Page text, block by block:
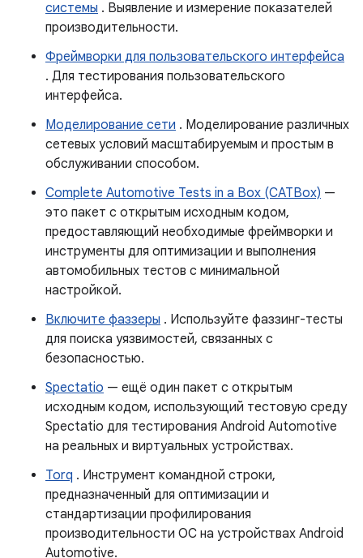
системы . Выявление и измерение показателей
производительности.
Фреймворки для пользовательского интерфейса
. Для тестирования пользовательского
интерфейса.
Моделирование сети . Моделирование различных
сетевых условий масштабируемым и простым в
обслуживании способом.
Complete Automotive Tests in a Box (CATBox) —
это пакет с открытым исходным кодом,
предоставляющий необходимые фреймворки и
инструменты для оптимизации и выполнения
автомобильных тестов с минимальной
настройкой.
Включите фаззеры . Используйте фаззинг-тесты
для поиска уязвимостей, связанных с
безопасностью.
Spectatio — ещё один пакет с открытым
исходным кодом, использующий тестовую среду
Spectatio для тестирования Android Automotive
на реальных и виртуальных устройствах.
Torq . Инструмент командной строки,
предназначенный для оптимизации и
стандартизации профилирования
производительности ОС на устройствах Android
Automotive.